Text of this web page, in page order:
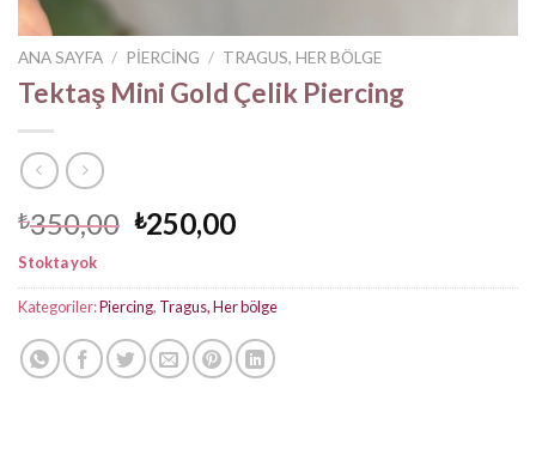
ANA SAYFA / PIERCING / TRAGUS, HER BÖLGE
Tektaş Mini Gold Çelik Piercing
₺350,00 Orijinal
fiyat:
₺350,00.
₺250,00Şu
fiyat:
₺250,00.
Stokta yok
Kategoriler:Piercing, Tragus, Her bölge